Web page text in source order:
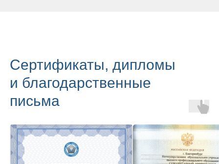
Сертификаты, дипломы
и благодарственные
письма